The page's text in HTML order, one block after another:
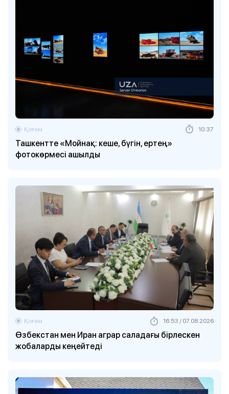
Ташкентте «Мойнақ: кеше, бүгін, ертең»
фотокөрмесі ашылды
Қоғам 10:37
Өзбекстан мен Иран аграр саладағы бірлескен
жобаларды кеңейтеді
Қоғам 16:53 / 07.08.2026